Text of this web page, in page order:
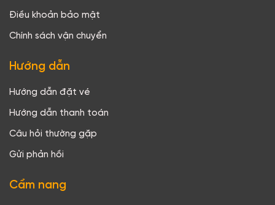
Điều khoản bảo mật
Chính sách vận chuyển
Hướng dẫn
Hướng dẫn đặt vé
Hướng dẫn thanh toán
Câu hỏi thường gặp
Gửi phản hồi
Cẩm nang